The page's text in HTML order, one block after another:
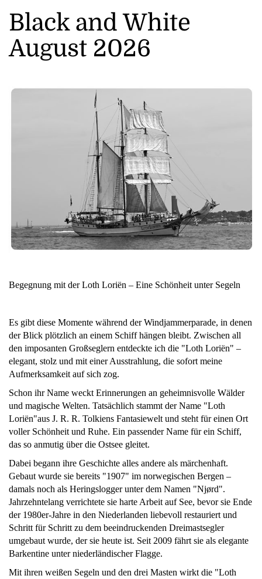
Black and White
August 2026
Begegnung mit der Loth Loriën – Eine Schönheit unter Segeln
Es gibt diese Momente während der Windjammerparade, in denen
der Blick plötzlich an einem Schiff hängen bleibt. Zwischen all
den imposanten Großseglern entdeckte ich die "Loth Loriën" –
elegant, stolz und mit einer Ausstrahlung, die sofort meine
Aufmerksamkeit auf sich zog.
Schon ihr Name weckt Erinnerungen an geheimnisvolle Wälder
und magische Welten. Tatsächlich stammt der Name "Loth
Loriën"aus J. R. R. Tolkiens Fantasiewelt und steht für einen Ort
voller Schönheit und Ruhe. Ein passender Name für ein Schiff,
das so anmutig über die Ostsee gleitet.
Dabei begann ihre Geschichte alles andere als märchenhaft.
Gebaut wurde sie bereits "1907" im norwegischen Bergen –
damals noch als Heringslogger unter dem Namen "Njørd".
Jahrzehntelang verrichtete sie harte Arbeit auf See, bevor sie Ende
der 1980er-Jahre in den Niederlanden liebevoll restauriert und
Schritt für Schritt zu dem beeindruckenden Dreimastsegler
umgebaut wurde, der sie heute ist. Seit 2009 fährt sie als elegante
Barkentine unter niederländischer Flagge.
Mit ihren weißen Segeln und den drei Masten wirkt die "Loth